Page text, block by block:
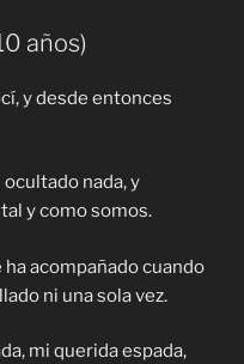
años)
y desde entonces
nada, y
y como somos.
acompañado cuando
ni una sola vez.
mi querida espada,